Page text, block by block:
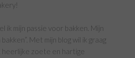
ik mijn passie voor bakken. Mijn
Met mijn blog wil ik graag
heerlijke zoete en hartige